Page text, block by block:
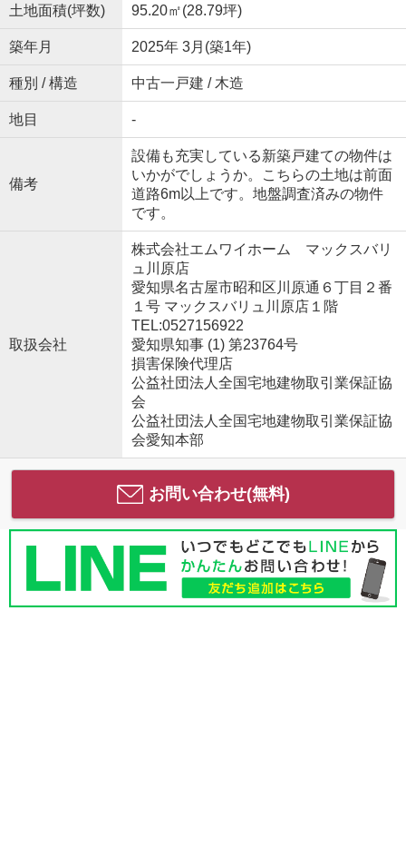
土地面積(坪数) 95.20㎡(28.79坪)
築年月 2025年 3月(築1年)
種別 / 構造 中古一戸建 / 木造
地目 -
備考
設備も充実している新築戸建ての物件は
いかがでしょうか。こちらの土地は前面
道路6m以上です。地盤調査済みの物件
です。
取扱会社
株式会社エムワイホーム マックスバリ
ュ川原店
愛知県名古屋市昭和区川原通６丁目２番
１号 マックスバリュ川原店１階
TEL:0527156922
愛知県知事 (1) 第23764号
損害保険代理店
公益社団法人全国宅地建物取引業保証協
会
公益社団法人全国宅地建物取引業保証協
会愛知本部
お問い合わせ(無料)